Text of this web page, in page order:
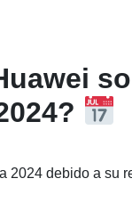
2024 debido a su